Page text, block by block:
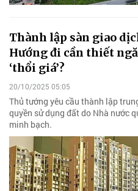
Thành lập sàn giao
Hướng đi cần thiết
‘thổi giá’?
20/10/2025 05:05
Thủ tướng yêu cầu thành lập
quyền sử dụng đất do Nhà nước
minh bạch.